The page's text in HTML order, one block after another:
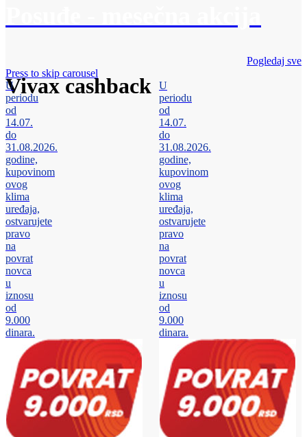
Vivax cashback
Pogledaj sve
Press to skip carousel
U
periodu
od
14.07.
do
31.08.2026.
godine,
kupovinom
ovog
klima
uređaja,
ostvarujete
pravo
na
povrat
novca
u
iznosu
od
9.000
dinara.
U
periodu
od
14.07.
do
31.08.2026.
godine,
kupovinom
ovog
klima
uređaja,
ostvarujete
pravo
na
povrat
novca
u
iznosu
od
9.000
dinara.